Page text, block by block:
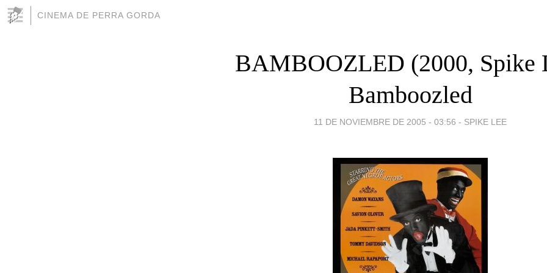
CINEMA DE PERRA GORDA
BAMBOOZLED (2000, Spike
Bamboozled
11 DE NOVIEMBRE DE 2005 - 03:56 - SPIKE LEE